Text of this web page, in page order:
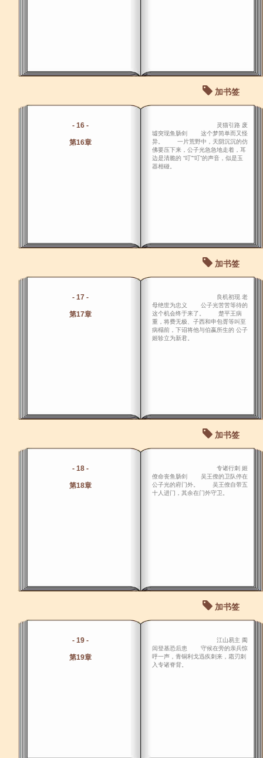
加书签
- 16 -
第16章
灵猫引路 废
墟突现鱼肠剑 这个梦简单而又怪
异。 一片荒野中，天阴沉沉的仿
佛要压下来，公子光急急地走着，耳
边是清脆的 “叮”“叮”的声音，似是玉
器相碰。
加书签
- 17 -
第17章
良机初现 老
母绝世为忠义 公子光苦苦等待的
这个机会终于来了。 楚平王病
重，将费无极、子西和申包胥等叫至
病榻前，下诏将他与伯嬴所生的 公子
姬轸立为新君。
加书签
- 18 -
第18章
专诸行刺 姬
僚命丧鱼肠剑 吴王僚的卫队停在
公子光的府门外。 吴王僚自带五
十人进门，其余在门外守卫。
加书签
- 19 -
第19章
江山易主 阖
闾登基恐后患 守候在旁的亲兵惊
呼一声，青铜利戈迅疾刺来，霜刃刺
入专诸脊背。